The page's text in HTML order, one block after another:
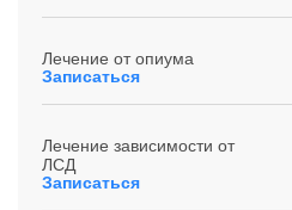
Лечение от опиума
Записаться
Лечение зависимости от
ЛСД
Записаться